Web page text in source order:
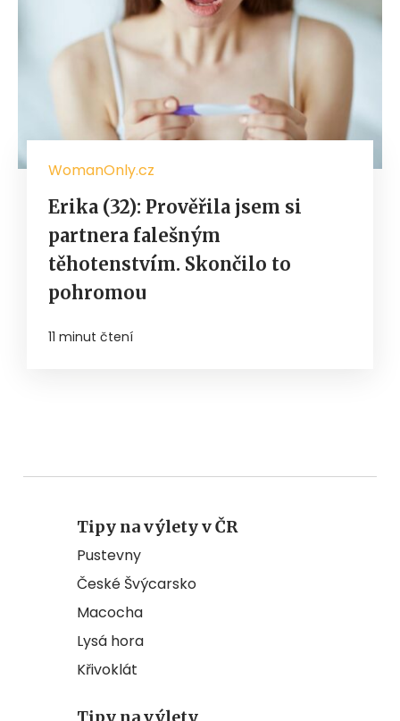
WomanOnly.cz
Erika (32): Prověřila jsem si
partnera falešným
těhotenstvím. Skončilo to
pohromou
11 minut čtení
Tipy na výlety v ČR
Pustevny
České Švýcarsko
Macocha
Lysá hora
Křivoklát